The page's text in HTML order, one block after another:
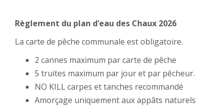
Règlement du plan d’eau des Chaux 2026
La carte de pêche communale est obligatoire.
2 cannes maximum par carte de pêche
5 truites maximum par jour et par pêcheur.
NO KILL carpes et tanches recommandé
Amorçage uniquement aux appâts naturels